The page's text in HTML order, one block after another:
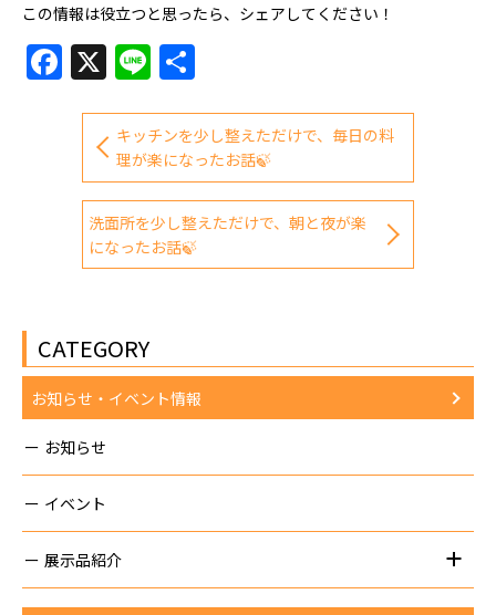
この情報は役立つと思ったら、シェアしてください！
Facebook
X Line
キッチンを少し整えただけで、毎日の料
理が楽になったお話🍃
洗面所を少し整えただけで、朝と夜が楽
になったお話🍃
CATEGORY
お知らせ・イベント情報
お知らせ
イベント
展示品紹介